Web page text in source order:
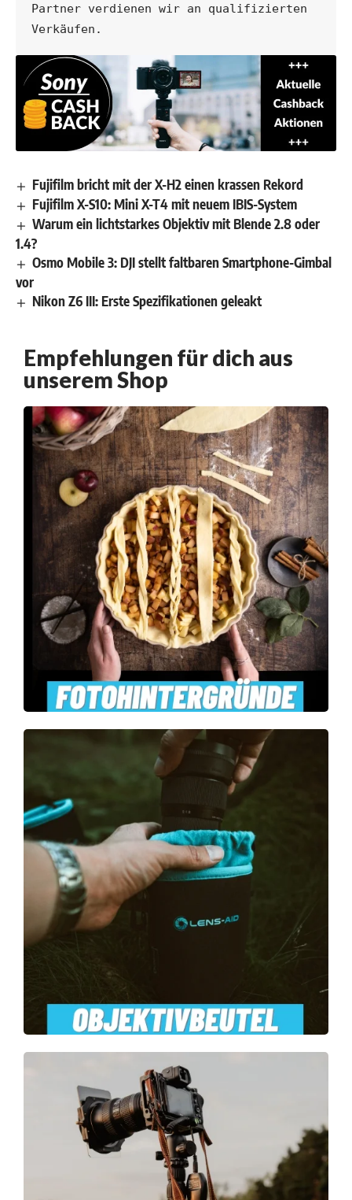
Partner verdienen wir an qualifizierten
Verkäufen.
Fujifilm bricht mit der X-H2 einen krassen Rekord
Fujifilm X-S10: Mini X-T4 mit neuem IBIS-System
Warum ein lichtstarkes Objektiv mit Blende 2.8 oder
1.4?
Osmo Mobile 3: DJI stellt faltbaren Smartphone-Gimbal
vor
Nikon Z6 III: Erste Spezifikationen geleakt
Empfehlungen für dich aus
unserem Shop